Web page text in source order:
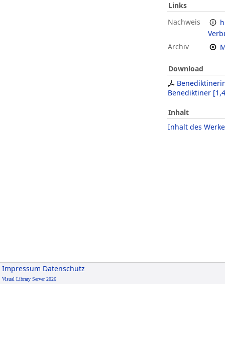
Links
Nachweis
Archiv
Download
Benediktiner [
Inhalt
Inhalt des
Impressum Datenschutz
Visual Library Server 2026